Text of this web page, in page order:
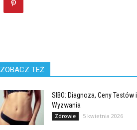
ZOBACZ TEŻ
SIBO: Diagnoza, Ceny Testów i
Wyzwania
Zdrowie 5 kwietnia 2026